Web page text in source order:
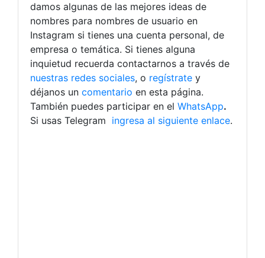
damos algunas de las mejores ideas de
nombres para nombres de usuario en
Instagram si tienes una cuenta personal, de
empresa o temática. Si tienes alguna
inquietud recuerda contactarnos a través de
nuestras redes sociales, o regístrate y
déjanos un comentario en esta página.
También puedes participar en el WhatsApp.
Si usas Telegram ingresa al siguiente enlace.